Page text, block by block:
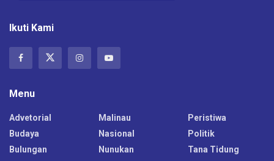
Ikuti Kami
Menu
Advetorial
Budaya
Bulungan
Malinau
Nasional
Nunukan
Peristiwa
Politik
Tana Tidung